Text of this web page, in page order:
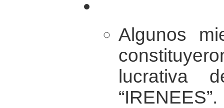
Algunos
lucrativa
“IRENEES”.